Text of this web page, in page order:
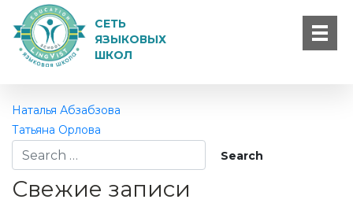
СЕТЬ
ЯЗЫКОВЫХ
ШКОЛ
Дарья Титова
Спасибо вам за знания и за то, что мой сын с
удовольствием ездит к вам – это заслуга грамотного
Наталья Абзабзова
Татьяна Орлова
Свежие записи